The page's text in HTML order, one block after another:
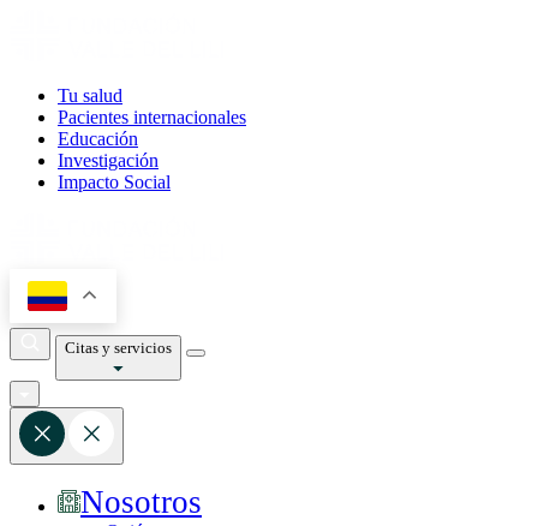
Tu salud
Pacientes internacionales
Educación
Investigación
Impacto Social
Citas y servicios
Nosotros